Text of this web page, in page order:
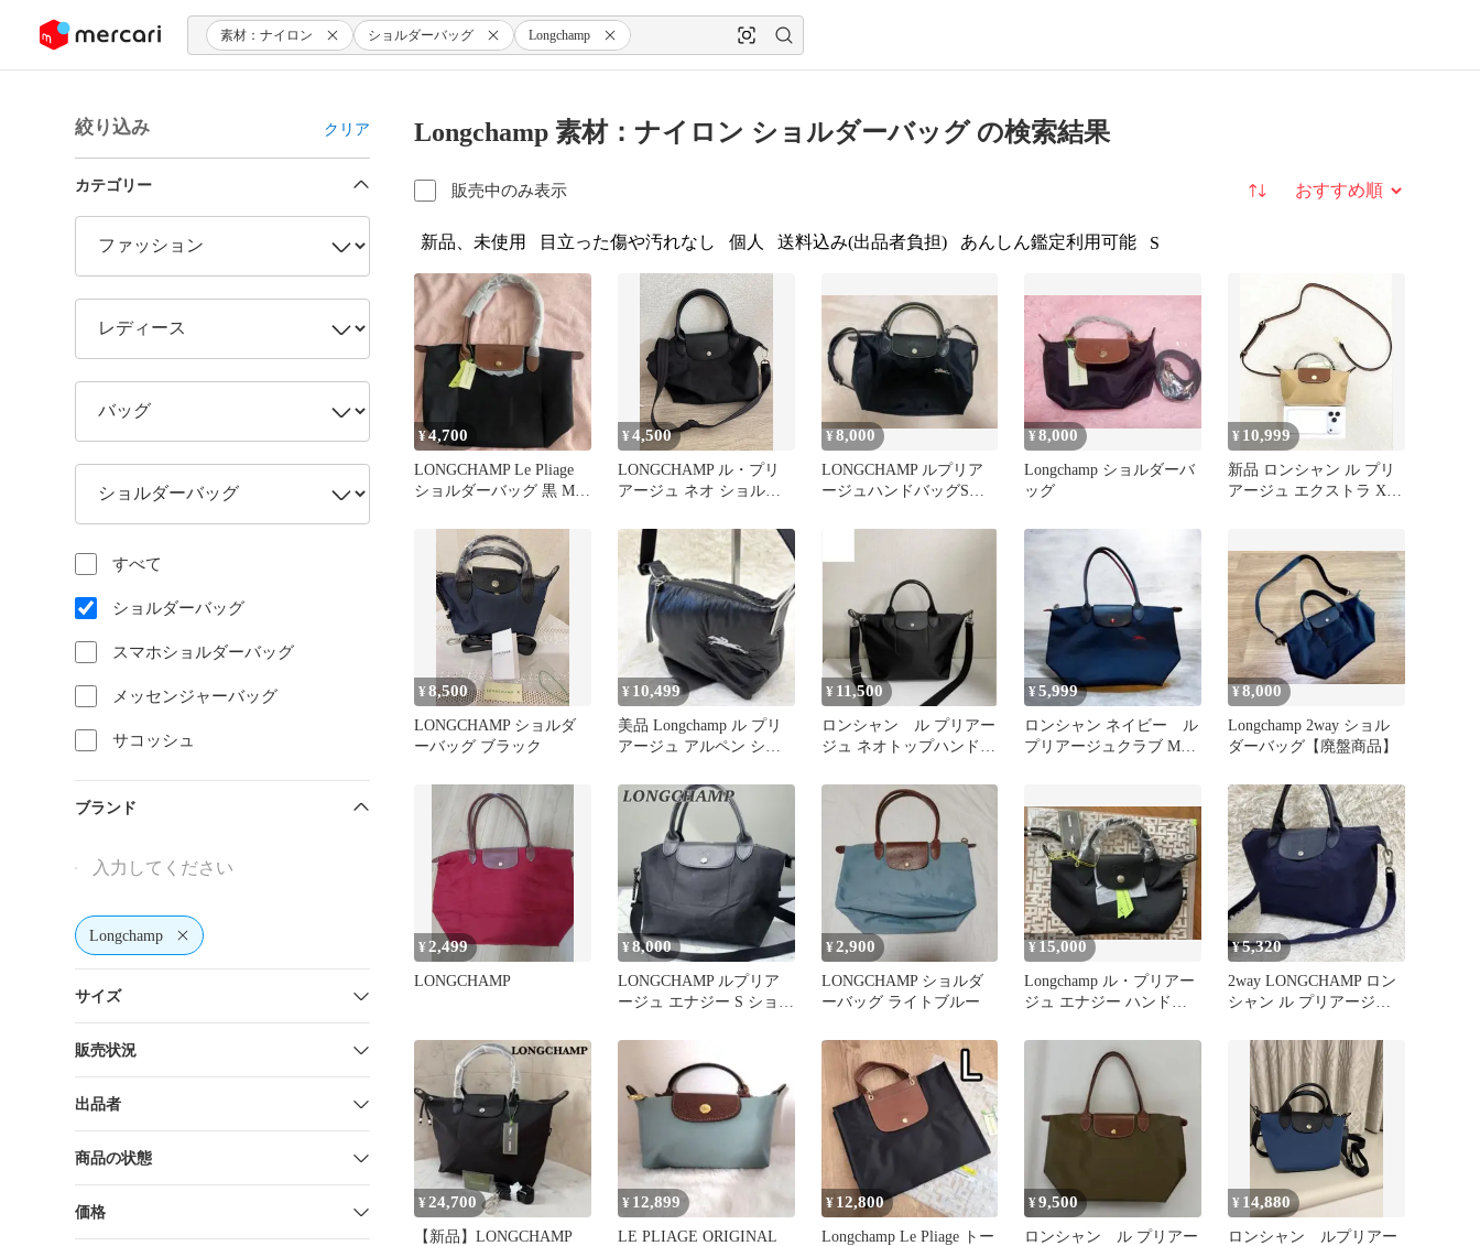
ツにスキップ 素材：ナイロン ショルダーバッグ Longchamp
絞り込み クリア
カテゴリー
すべて
ショルダーバッグ
スマホショルダーバッグ
メッセンジャーバッグ
サコッシュ
ブランド
Longchamp
サイズ
販売状況
出品者
商品の状態
価格
Longchamp 素材：ナイロン ショルダーバッグ の検索結果
販売中のみ表示 並び替え
新品、未使用 目立った傷や汚れなし 個人 送料込み(出品者負担) あんしん鑑定利用可能 S
¥4,700
LONGCHAMP Le Pliage
ショルダーバッグ 黒 Mサ
¥4,500
LONGCHAMP ル・プリ
アージュ ネオ ショルダ
¥8,000
LONGCHAMP ルプリア
ージュハンドバッグSサ
¥8,000
Longchamp ショルダーバ
ッグ
¥ 10,999
新品 ロンシャン ル プリ
アージュ エクストラ XS
¥8,500
LONGCHAMP ショルダ
ーバッグ ブラック
¥ 10,499
美品 Longchamp ル プリ
アージュ アルペン ショ
¥ 11,500
ロンシャン ル プリアー
ジュ ネオトップハンドル
ク
¥5,999
ロンシャン ネイビー ル
プリアージュクラブ Mサ
¥8,000
Longchamp 2way ショル
ダーバッグ【廃盤商品】
¥ 2,499
LONGCHAMP
¥8,000
LONGCHAMP ルプリア
ージュ エナジー S ショル
¥2,900
LONGCHAMP ショルダ
ーバッグ ライトブルー
¥ 15,000
Longchamp ル・プリアー
ジュ エナジー ハンドバ
¥5,320
2way LONGCHAMP ロン
シャン ル プリアージュ
¥24,700
【新品】LONGCHAMP
¥ 12,899
LE PLIAGE ORIGINAL
¥ 12,800
Longchamp Le Pliage トー
¥9,500
ロンシャン ル プリアー
¥ 14,880
ロンシャン ルプリアー